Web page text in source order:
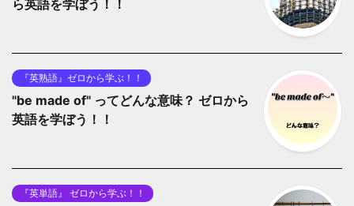
ら英語を学ぼう！！
『英熟語』ゼロから学ぶ！！
"be made of" ってどんな意味？ ゼロから
英語を学ぼう！！
『英単語』 ゼロから学ぶ！！